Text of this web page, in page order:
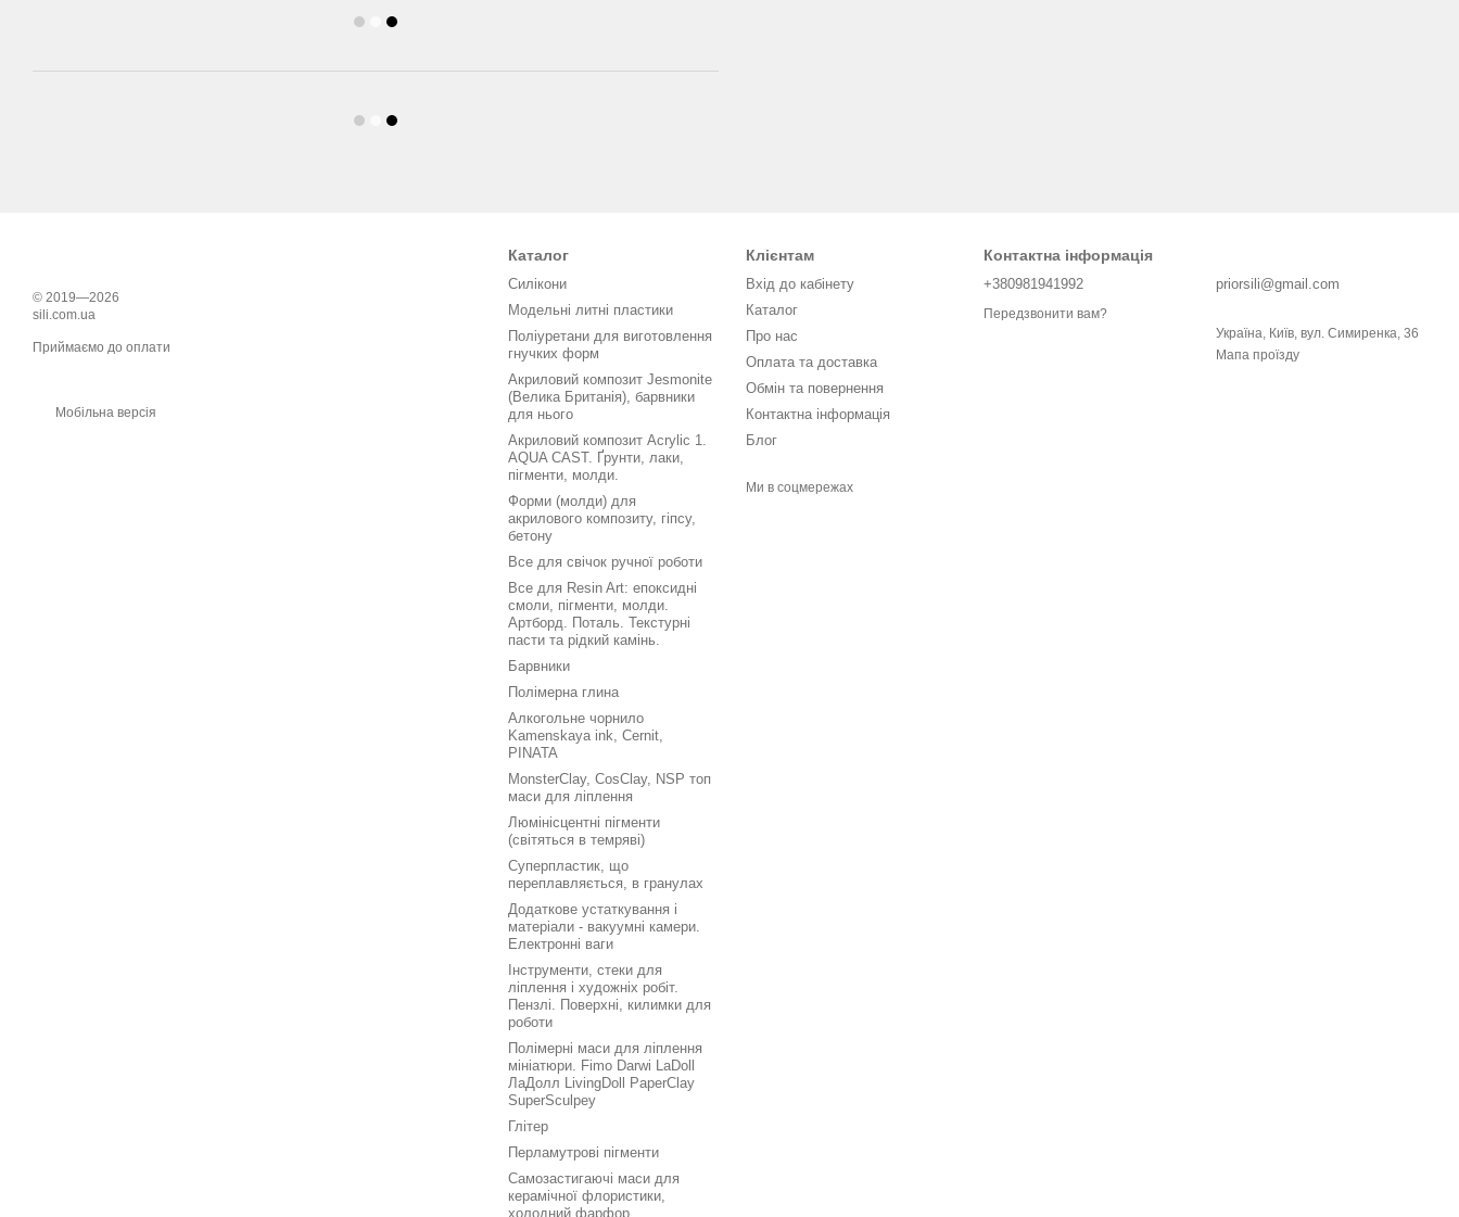
© 2019—2026
sili.com.ua
Приймаємо до оплати
Мобільна версія
Каталог
Силікони
Модельні литні пластики
Поліуретани для виготовлення
гнучких форм
Акриловий композит Jesmonite
(Велика Британія), барвники
для нього
Акриловий композит Acrylic 1.
AQUA CAST. Ґрунти, лаки,
пігменти, молди.
Форми (молди) для
акрилового композиту, гіпсу,
бетону
Все для свічок ручної роботи
Все для Resin Art: епоксидні
смоли, пігменти, молди.
Артборд. Поталь. Текстурні
пасти та рідкий камінь.
Барвники
Полімерна глина
Алкогольне чорнило
Kamenskaya ink, Cernit,
PINATA
MonsterClay, CosClay, NSP топ
маси для ліплення
Люмінісцентні пігменти
(світяться в темряві)
Суперпластик, що
переплавляється, в гранулах
Додаткове устаткування і
матеріали - вакуумні камери.
Електронні ваги
Інструменти, стеки для
ліплення і художніх робіт.
Пензлі. Поверхні, килимки для
роботи
Полімерні маси для ліплення
мініатюри. Fimo Darwi LaDoll
ЛаДолл LivingDoll PaperClay
SuperSculpey
Глітер
Перламутрові пігменти
Самозастигаючі маси для
керамічної флористики,
холодний фарфор.
Клієнтам
Вхід до кабінету
Каталог
Про нас
Оплата та доставка
Обмін та повернення
Контактна інформація
Блог
Ми в соцмережах
Контактна інформація
+380981941992
Передзвонити вам?
priorsili@gmail.com
Україна, Київ, вул. Симиренка, 36
Мапа проїзду